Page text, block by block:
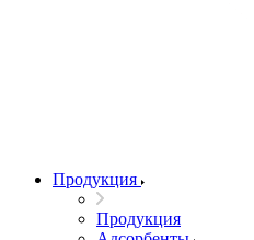
Продукция
Продукция